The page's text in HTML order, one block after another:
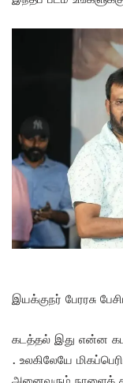
இயக்குநர் பேரரசு
கடத்தல் இது என்ன
. உலகிலேயே
அனைவரும் நாளைக்